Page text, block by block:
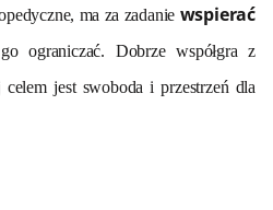
ma za zadanie wspierać
ograniczać. Dobrze współgra z
jest swoboda i przestrzeń dla